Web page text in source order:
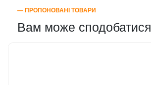
― ПРОПОНОВАНІ ТОВАРИ
Вам може сподобатися